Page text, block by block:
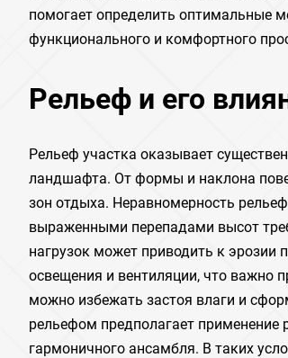
помогает определить оптимальные
функционального и комфортного
Рельеф и его
Рельеф участка оказывает
ландшафта. От формы и наклона
зон отдыха. Неравномерность
выраженными перепадами высот
нагрузок может приводить к эрозии
освещения и вентиляции, что важно
можно избежать застоя влаги и
рельефом предполагает применение
гармоничного ансамбля. В таких